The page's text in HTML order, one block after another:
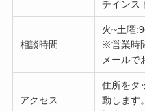
チインス
相談時間
火~土曜
※営業時
メールで
アクセス
住所をタ
動します。